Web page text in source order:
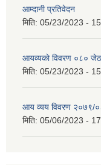
आम्दानी प्रतिवेदन
मिति: 05/23/2023 -
आयव्यकाे विवरण ०८० जेठ
मिति: 05/23/2023 -
आय व्यय विवरण २०७९/
मिति: 05/06/2023 -